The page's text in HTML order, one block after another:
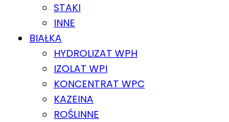
STAKI
INNE
BIAŁKA
HYDROLIZAT WPH
IZOLAT WPI
KONCENTRAT WPC
KAZEINA
ROŚLINNE